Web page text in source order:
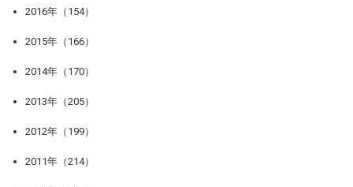
2016年（154）
2015年（166）
2014年（170）
2013年（205）
2012年（199）
2011年（214）